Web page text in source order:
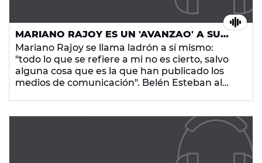
con la mafia rusa. Gallardón indulta a un
Infanta Cristina es socia de la Fundación Nóos y
sigue sin estar imputada. Y en Bulgaria dimiten
por subir el precio de la luz... ¡Asco!
MARIANO RAJOY ES UN 'AVANZAO' A SU
TIEMPO
Mariano Rajoy se llama ladrón a sí mismo:
"todo lo que se refiere a mi no es cierto, salvo
alguna cosa que es la que han publicado los
medios de comunicación". Belén Esteban al
Finantial Times cree que las instituciones
españolas muestran signos de putrefacción.